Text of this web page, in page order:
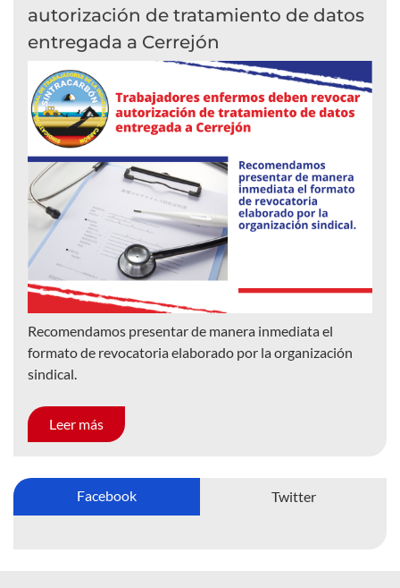
autorización de tratamiento de datos
entregada a Cerrejón
Recomendamos presentar de manera inmediata el
formato de revocatoria elaborado por la organización
sindical.
Leer más
Facebook Twitter